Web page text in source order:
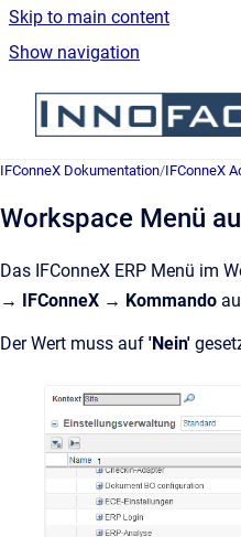
Skip to main content
Show navigation
IFConneX Dokumentation/IFConneX
Workspace Menü
Das IFConneX ERP Menü im
→ IFConneX → Kommando
Der Wert muss auf 'Nein'